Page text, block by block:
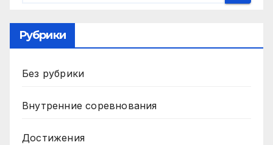
Рубрики
Без рубрики
Внутренние соревнования
Достижения